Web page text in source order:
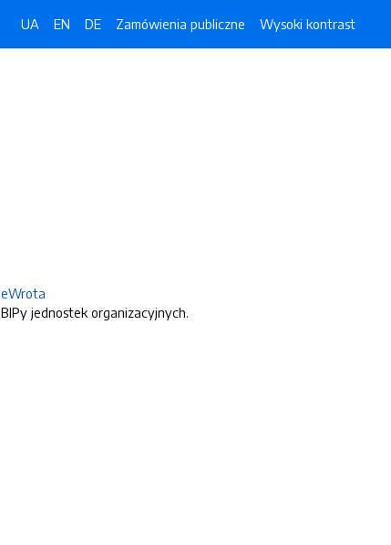
UA EN DE Zamówienia publiczne Wysoki kontrast
eWrota
BIPy jednostek organizacyjnych.